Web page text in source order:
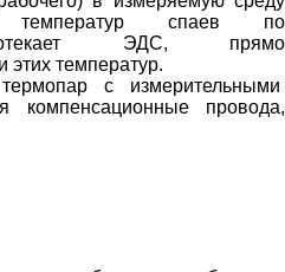
температур спаев по
ЭДС, прямо
этих температур.
с измерительными
компенсационные провода,